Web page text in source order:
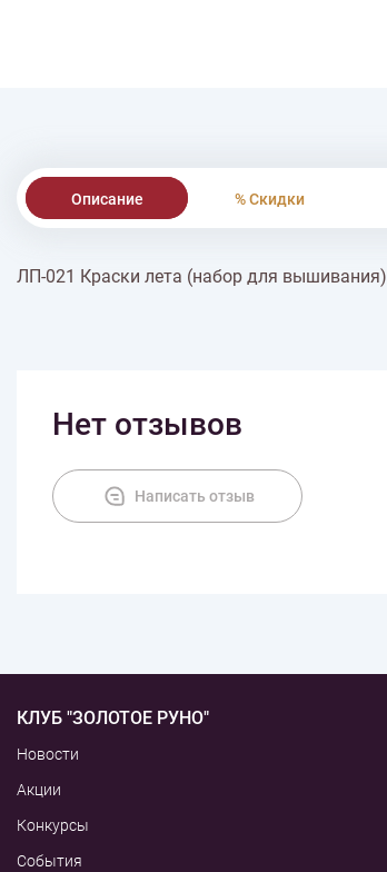
Описание % Скидки
ЛП-021 Краски лета (набор для вышивания)
Нет отзывов
Написать отзыв
КЛУБ "ЗОЛОТОЕ РУНО"
Новости
Акции
Конкурсы
События